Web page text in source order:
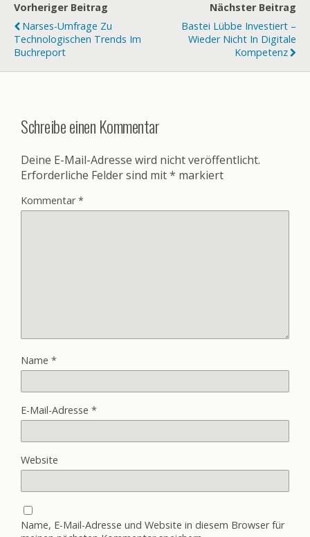
Vorheriger Beitrag
Narses-Umfrage Zu
Technologischen Trends Im
Buchreport
Nächster Beitrag
Bastei Lübbe Investiert –
Wieder Nicht In Digitale
Kompetenz
Schreibe einen Kommentar
Deine E-Mail-Adresse wird nicht veröffentlicht.
Erforderliche Felder sind mit* markiert
Kommentar*
Name *
E-Mail-Adresse *
Website
Name, E-Mail-Adresse und Website in diesem Browser für